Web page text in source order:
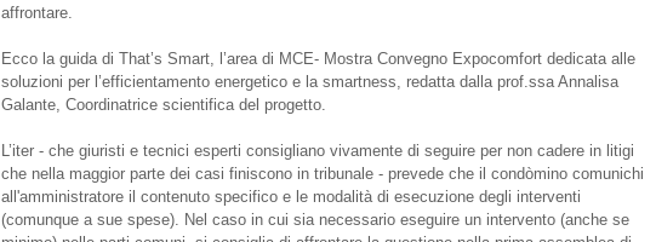
affrontare.
Ecco la guida di That’s Smart, l’area di MCE- Mostra Convegno Expocomfort dedicata alle
soluzioni per l’efficientamento energetico e la smartness, redatta dalla prof.ssa Annalisa
Galante, Coordinatrice scientifica del progetto.
L’iter - che giuristi e tecnici esperti consigliano vivamente di seguire per non cadere in litigi
che nella maggior parte dei casi finiscono in tribunale - prevede che il condòmino comunichi
all'amministratore il contenuto specifico e le modalità di esecuzione degli interventi
(comunque a sue spese). Nel caso in cui sia necessario eseguire un intervento (anche se